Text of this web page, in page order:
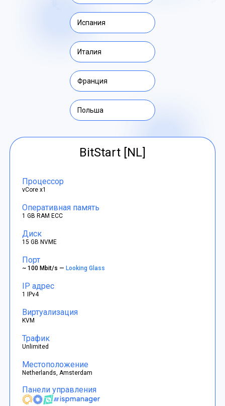
Испания
Италия
Франция
Польша
BitStart [NL]
Процессор
vCore x1
Оперативная память
1 GB RAM ECC
Диск
15 GB NVME
Порт
~ 100 Mbit/s —Looking Glass
IP адрес
1 IPv4
Виртуализация
KVM
Трафик
Unlimited
Местоположение
Netherlands, Amsterdam
Панели управления